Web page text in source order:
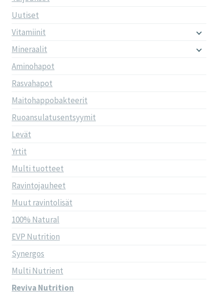
Uutiset
Vitamiinit
Mineraalit
Aminohapot
Rasvahapot
Maitohappobakteerit
Ruoansulatusentsyymit
Levät
Yrtit
Multi tuotteet
Ravintojauheet
Muut ravintolisät
100% Natural
EVP Nutrition
Synergos
Multi Nutrient
Reviva Nutrition